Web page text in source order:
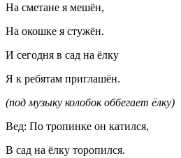
На сметане я мешён,
На окошке я стужён.
И сегодня в сад на ёлку
Я к ребятам приглашён.
(под музыку колобок оббегает ёлку)
Вед: По тропинке он катился,
В сад на ёлку торопился.